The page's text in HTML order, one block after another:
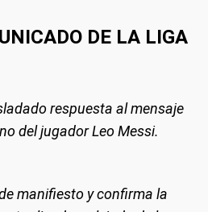
DE LA LIGA
respuesta al mensaje
del jugador Leo Messi.
manifiesto y confirma la